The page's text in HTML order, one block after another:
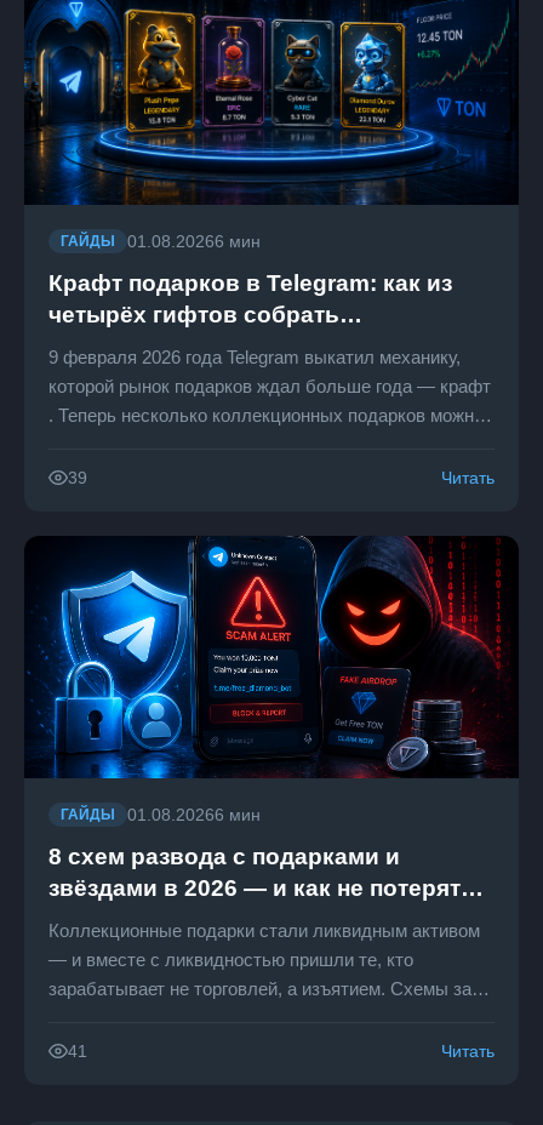
ГАЙДЫ 01.08.20266 мин
Крафт подарков в Telegram: как из
четырёх гифтов собрать
легендарный — и не сжечь
коллекцию
9 февраля 2026 года Telegram выкатил механику,
которой рынок подарков ждал больше года — крафт
. Теперь несколько коллекционных подарков можно
потерять всё, что положил в котёл.
39 Читать
ГАЙДЫ 01.08.20266 мин
8 схем развода с подарками и
звёздами в 2026 — и как не потерять
коллекцию
Коллекционные подарки стали ликвидным активом
— и вместе с ликвидностью пришли те, кто
зарабатывает не торговлей, а изъятием. Схемы за
русскоязычной рассылки, вместо неё — сайты,
41 Читать